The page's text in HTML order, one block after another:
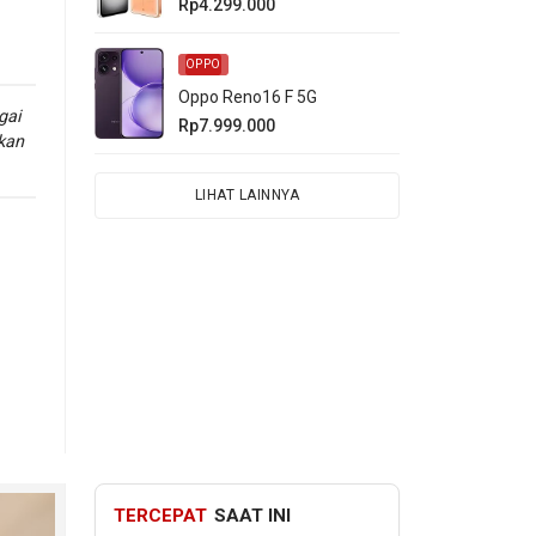
Rp4.299.000
OPPO
Oppo Reno16 F 5G
Rp7.999.000
LIHAT LAINNYA
TERCEPAT SAAT INI